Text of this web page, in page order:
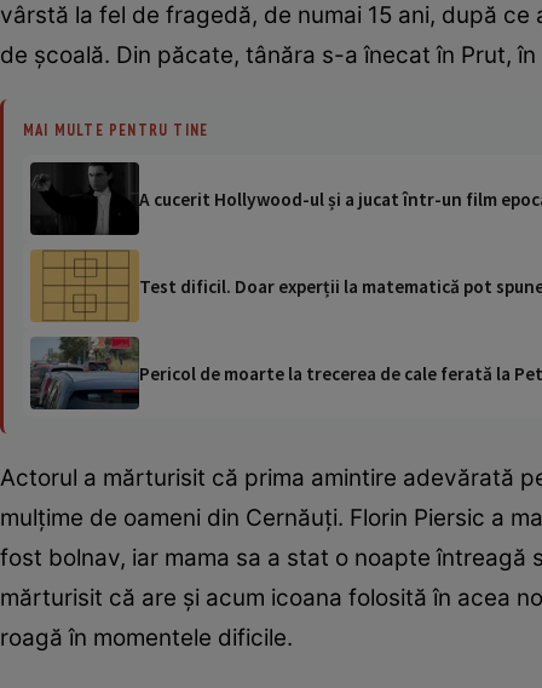
vârstă la fel de fragedă, de numai 15 ani, după
de școală. Din păcate, tânăra s-a înecat în Prut,
MAI MULTE PENTRU TINE
A cucerit Hollywood-ul și a jucat într-un film
Test dificil. Doar experții la matematică pot
Pericol de moarte la trecerea de cale ferată la
Actorul a mărturisit că prima amintire adevărată
mulțime de oameni din Cernăuți. Florin Piersic a
fost bolnav, iar mama sa a stat o noapte întreagă
mărturisit că are și acum icoana folosită în acea
roagă în momentele dificile.